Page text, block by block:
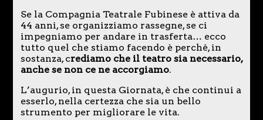
Se la Compagnia Teatrale Fubinese è attiva da
44 anni, se organizziamo rassegne, se ci
impegniamo per andare in trasferta… ecco
tutto quel che stiamo facendo è perché, in
sostanza, crediamo che il teatro sia necessario,
anche se non ce ne accorgiamo.
L’augurio, in questa Giornata, è che continui a
esserlo, nella certezza che sia un bello
strumento per migliorare le vita.